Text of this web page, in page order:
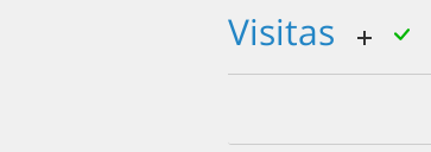
visitas